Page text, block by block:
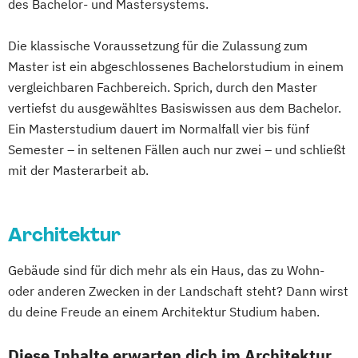
Ergotherapie
Green Mobility
Health Assisting Engineering
Health Studies*
Health Tech and Clinical Engineering
Hebammen High Tech Manufacturing
IT-Security
Kinder- und Familienzentrierte Soziale
Logopädie* Molecular Biotechnology
Molekulare Biotechnologie
Nachhaltige Verpackungstechnologie
Mode)
Doktoratsstudium der
Naturwissenschaften
Doktoratsstudium der Philosophie
Doktoratsstudium der technischen
Wissenschaften
Developments
Konservierung und Restaurierung
Kunst- und Kulturwissenschaften
Architektur und Environment (Technisches
des Bachelor- und Mastersystems.
Die klassische Voraussetzung für die Zulassung zum
Master ist ein abgeschlossenes Bachelorstudium in einem
vergleichbaren Fachbereich. Sprich, durch den Master
vertiefst du ausgewähltes Basiswissen aus dem Bachelor.
Ein Masterstudium dauert im Normalfall vier bis fünf
Semester – in seltenen Fällen auch nur zwei – und schließt
mit der Masterarbeit ab.
Architektur
Gebäude sind für dich mehr als ein Haus, das zu Wohn-
oder anderen Zwecken in der Landschaft steht? Dann wirst
du deine Freude an einem Architektur Studium haben.